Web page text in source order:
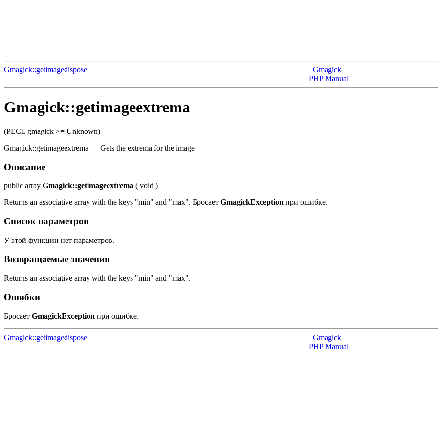
Gmagick::getimagedispose
Gmagick
PHP Manual
Gmagick::getimageextrema
(PECL gmagick >= Unknown)
Gmagick::getimageextrema — Gets the extrema for the image
Описание
public array Gmagick::getimageextrema ( void )
Returns an associative array with the keys "min" and "max". Бросает GmagickException при ошибке.
Список параметров
У этой функции нет параметров.
Возвращаемые значения
Returns an associative array with the keys "min" and "max".
Ошибки
Бросает GmagickException при ошибке.
Gmagick::getimagedispose
Gmagick
PHP Manual